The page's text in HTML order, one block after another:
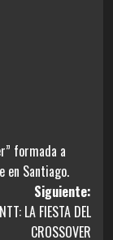
formada a
en Santiago.
Siguiente:
LA FIESTA DEL
CROSSOVER